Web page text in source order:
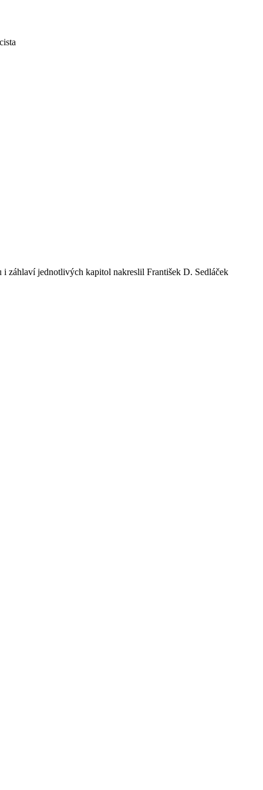
záhlaví jednotlivých kapitol nakreslil František D. Sedláček